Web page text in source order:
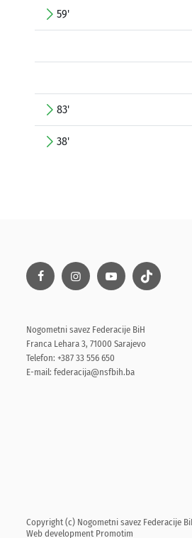
59'
83'
38'
Nogometni savez Federacije BiH
Franca Lehara 3, 71000 Sarajevo
Telefon: +387 33 556 650
E-mail: federacija@nsfbih.ba
Copyright (c) Nogometni savez Federacije
Web development Promotim